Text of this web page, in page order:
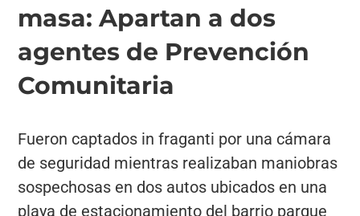
masa: Apartan a dos
agentes de Prevención
Comunitaria
Fueron captados in fraganti por una cámara
de seguridad mientras realizaban maniobras
sospechosas en dos autos ubicados en una
playa de estacionamiento del barrio parque